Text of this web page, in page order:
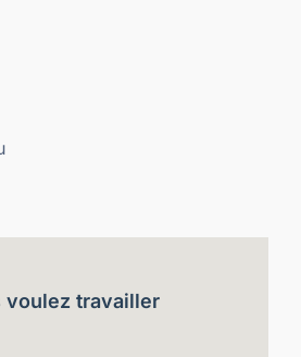
voulez travailler